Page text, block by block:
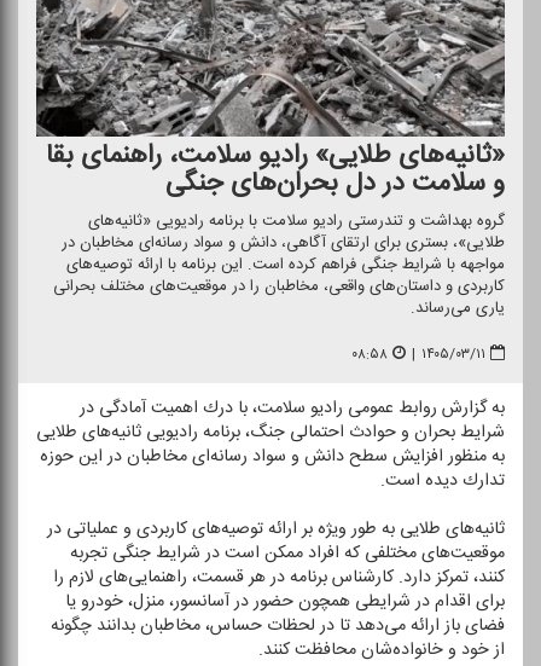
«ثانیه‌های طلایی» رادیو سلامت، راهنمای بقا
و سلامت در دل بحران‌های جنگی
گروه بهداشت و تندرستی رادیو سلامت با برنامه رادیویی «ثانیه‌های
طلایی»، بستری برای ارتقای آگاهی، دانش و سواد رسانه‌ای مخاطبان در
مواجهه با شرایط جنگی فراهم كرده است. این برنامه با ارائه توصیه‌های
كاربردی و داستان‌های واقعی، مخاطبان را در موقعیت‌های مختلف بحرانی
یاری می‌رساند.
۱۴۰۵/۰۳/۱۱ | ۰۸:۵۸
به گزارش روابط عمومی رادیو سلامت، با درك اهمیت آمادگی در
شرایط بحران و حوادث احتمالی جنگ، برنامه رادیویی ثانیه‌های طلایی
به منظور افزایش سطح دانش و سواد رسانه‌ای مخاطبان در این حوزه
تدارك دیده است.
ثانیه‌های طلایی به طور ویژه بر ارائه توصیه‌های كاربردی و عملیاتی در
موقعیت‌های مختلفی كه افراد ممكن است در شرایط جنگی تجربه
كنند، تمركز دارد. كارشناس برنامه در هر قسمت، راهنمایی‌های لازم را
برای اقدام در شرایطی همچون حضور در آسانسور، منزل، خودرو یا
فضای باز ارائه می‌دهد تا در لحظات حساس، مخاطبان بدانند چگونه
از خود و خانواده‌شان محافظت كنند.